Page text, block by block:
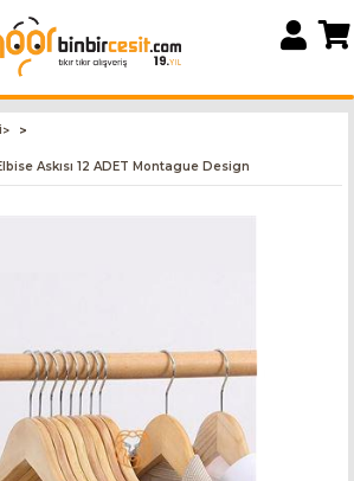
>
Askısı 12 ADET Montague Design